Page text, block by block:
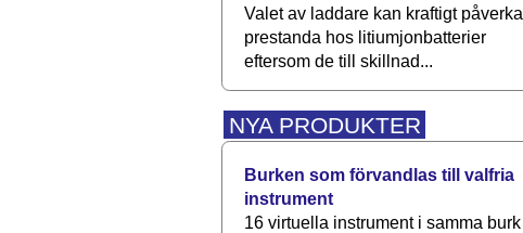
Valet av laddare kan kraftigt påverka
prestanda hos litiumjonbatterier
eftersom de till skillnad...
NYA PRODUKTER
Burken som förvandlas till valfria
instrument
16 virtuella instrument i samma burk